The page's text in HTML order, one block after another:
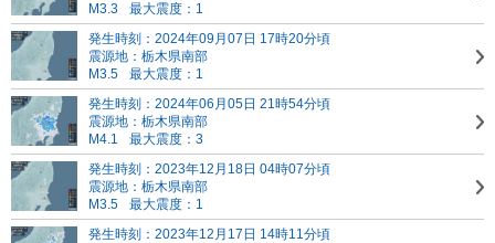
M3.3
最大震度：1
発生時刻：2024年09月07日 17時20分頃
震源地：栃木県南部
M3.5
最大震度：1
発生時刻：2024年06月05日 21時54分頃
震源地：栃木県南部
M4.1
最大震度：3
発生時刻：2023年12月18日 04時07分頃
震源地：栃木県南部
M3.5
最大震度：1
発生時刻：2023年12月17日 14時11分頃